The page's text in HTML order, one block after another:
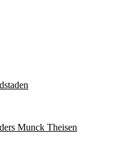
Munck Theisen